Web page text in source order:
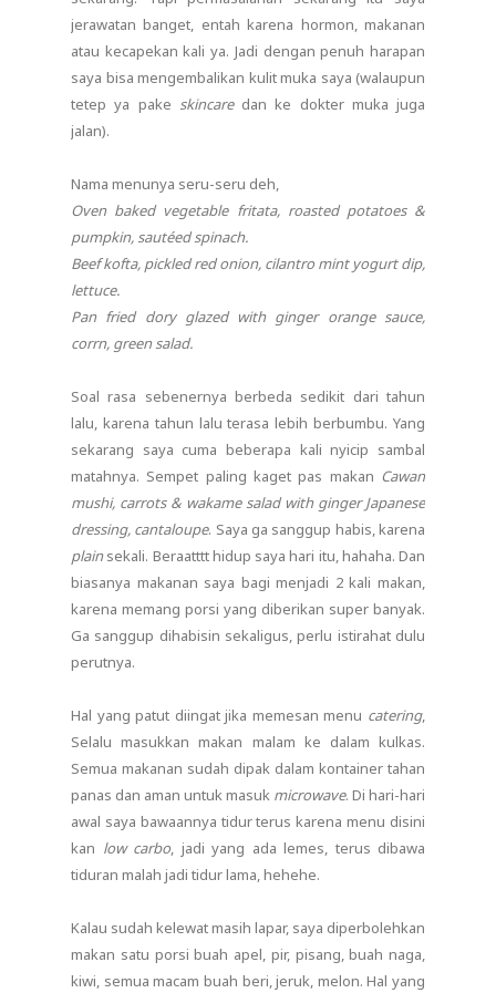
jerawatan banget, entah karena hormon, makanan
atau kecapekan kali ya. Jadi dengan penuh harapan
saya bisa mengembalikan kulit muka saya (walaupun
tetep ya pake skincaredan ke dokter muka juga
jalan).
Nama menunya seru-seru deh,
Oven baked vegetable fritata, roasted potatoes &
pumpkin, sautéed spinach.
Beef kofta, pickled red onion, cilantro mint yogurt dip,
lettuce.
Pan fried dory glazed with ginger orange sauce,
corrn, green salad.
Soal rasa sebenernya berbeda sedikit dari tahun
lalu, karena tahun lalu terasa lebih berbumbu. Yang
sekarang saya cuma beberapa kali nyicip sambal
matahnya. Sempet paling kaget pas makan Cawan
mushi, carrots & wakame salad with ginger Japanese
dressing, cantaloupe. Saya ga sanggup habis, karena
plainsekali. Beraatttt hidup saya hari itu, hahaha. Dan
biasanya makanan saya bagi menjadi 2 kali makan,
karena memang porsi yang diberikan super banyak.
Ga sanggup dihabisin sekaligus, perlu istirahat dulu
perutnya.
Hal yang patut diingat jika memesan menu catering,
Selalu masukkan makan malam ke dalam kulkas.
Semua makanan sudah dipak dalam kontainer tahan
panas dan aman untuk masuk microwave. Di hari-hari
awal saya bawaannya tidur terus karena menu disini
kan low carbo, jadi yang ada lemes, terus dibawa
tiduran malah jadi tidur lama, hehehe.
Kalau sudah kelewat masih lapar, saya diperbolehkan
makan satu porsi buah apel, pir, pisang, buah naga,
kiwi, semua macam buah beri, jeruk, melon. Hal yang